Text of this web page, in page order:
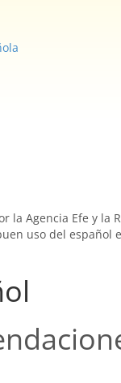
la Agencia Efe y la
uso del español